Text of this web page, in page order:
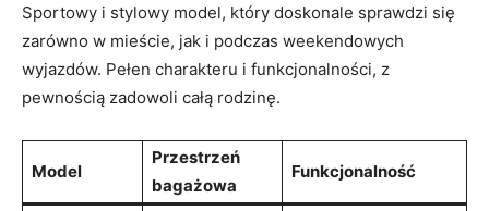
Sportowy i stylowy model, który doskonale ‌sprawdzi się
zarówno w mieście, jak i podczas⁤ weekendowych
⁣wyjazdów.⁣ Pełen charakteru i funkcjonalności,​ z‍
pewnością zadowoli całą ⁢rodzinę.
Model
Przestrzeń
bagażowa
Funkcjonalność